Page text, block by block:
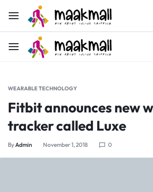
WEARABLE TECHNOLOGY
Fitbit announces new
tracker called Luxe
ByAdmin November 1, 2018 0